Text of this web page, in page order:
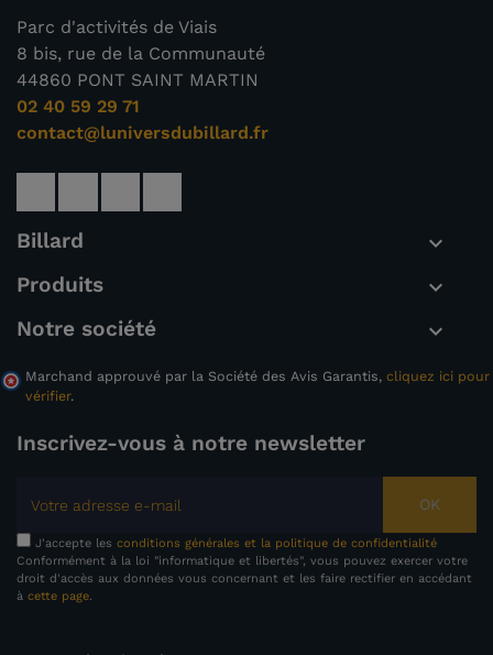
Parc d'activités de Viais
8 bis, rue de la Communauté
44860 PONT SAINT MARTIN
02 40 59 29 71
contact@luniversdubillard.fr
Billard 
Produits 
Notre société 
Marchand approuvé par la Société des Avis Garantis, cliquez ici pour
vérifier.
Inscrivez-vous à notre newsletter
OK
J'accepte les conditions générales et la politique de confidentialité
Conformément à la loi "informatique et libertés", vous pouvez exercer votre
droit d'accès aux données vous concernant et les faire rectifier en accédant
à cette page.